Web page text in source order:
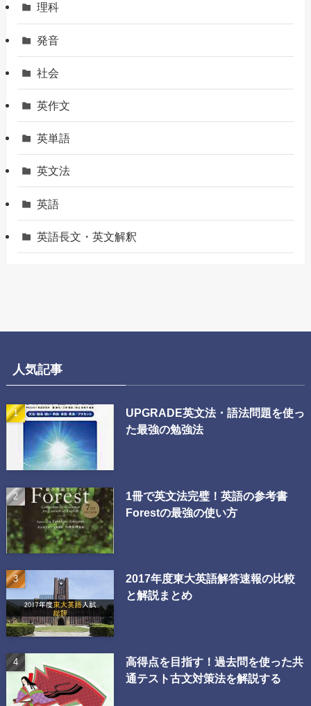
理科
発音
社会
英作文
英単語
英文法
英語
英語長文・英文解釈
人気記事
UPGRADE英文法・語法問題を使っ
た最強の勉強法
1冊で英文法完璧！英語の参考書
Forestの最強の使い方
2017年度東大英語解答速報の比較
と解説まとめ
高得点を目指す！過去問を使った共
通テスト古文対策法を解説する